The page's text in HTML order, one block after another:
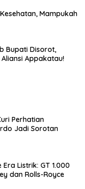
Mampukah
Bupati Disorot,
Appakatau!
Perhatian
Jadi Sorotan
Listrik: GT 1.000
dan Rolls-Royce